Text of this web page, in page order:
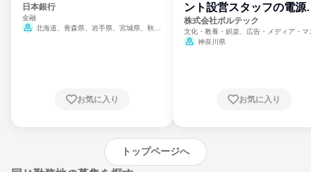
日本銀行
金融
北海道、青森県、岩手県、宮城県、秋田
崎県、熊本県、大分県、宮崎県、鹿児島県、
お気に入り
ント設営スタッフの電源
門
株式会社ボルテック
文化・教養・娯楽、広告・メディア・マ
ミ、電力・ガス・水道・エネルギー
神奈川県
お気に入り
トップページへ